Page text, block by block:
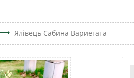
trending_flat Ялівець Сабина Вариегата